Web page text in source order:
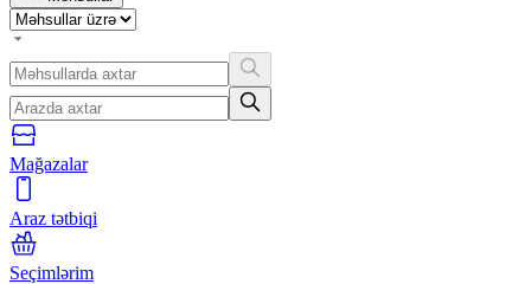
Mağazalar
Araz tətbiqi
Seçimlərim